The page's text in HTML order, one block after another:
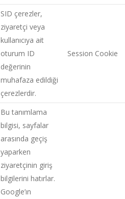
SID çerezler,
ziyaretçi veya
kullanıcıya ait
oturum ID
değerinin
muhafaza edildiği
çerezlerdir.
Session Cookie
Bu tanımlama
bilgisi, sayfalar
arasında geçiş
yaparken
ziyaretçinin giriş
bilgilerini hatırlar.
Google’ın